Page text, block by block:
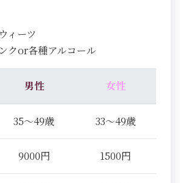
ィーツ
クor各種アルコール
男性 女性
35～49歳 33～49歳
9000円 1500円